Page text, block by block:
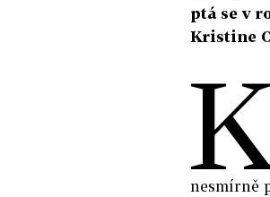
ptá se v
Kristine
nesmírně